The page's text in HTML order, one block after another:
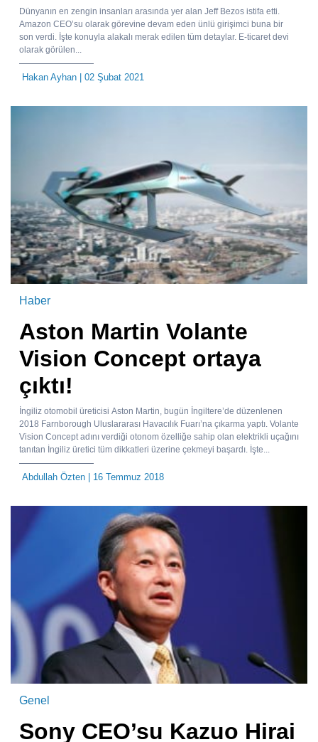
Dünyanın en zengin insanları arasında yer alan Jeff Bezos istifa etti.
Amazon CEO’su olarak görevine devam eden ünlü girişimci buna bir
son verdi. İşte konuyla alakalı merak edilen tüm detaylar. E-ticaret devi
olarak görülen...
Hakan Ayhan | 02 Şubat 2021
Haber
Aston Martin Volante
Vision Concept ortaya
çıktı!
İngiliz otomobil üreticisi Aston Martin, bugün İngiltere’de düzenlenen
2018 Farnborough Uluslararası Havacılık Fuarı’na çıkarma yaptı. Volante
Vision Concept adını verdiği otonom özelliğe sahip olan elektrikli uçağını
tanıtan İngiliz üretici tüm dikkatleri üzerine çekmeyi başardı. İşte...
Abdullah Özten | 16 Temmuz 2018
Genel
Sony CEO’su Kazuo Hirai